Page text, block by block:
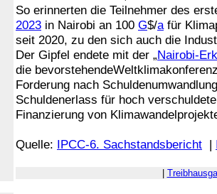
So erinnerten die Teilnehmer des
2023 in Nairobi an 100 G$/afür
seit 2020, zu den sich auch die
Der Gipfel endete mit der „Nairobi-
die
Forderung nach
Schuldenerlass für hoch
Finanzierung von
Quelle: IPCC-6. Sachstandsbericht |